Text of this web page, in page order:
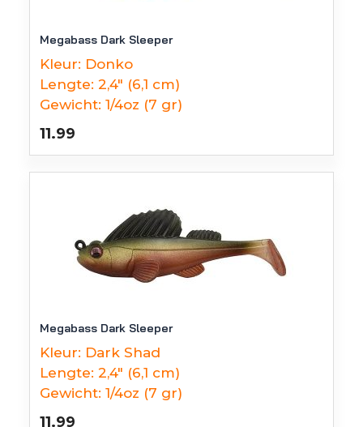
Megabass Dark Sleeper
Kleur: Donko
Lengte: 2,4" (6,1 cm)
Gewicht: 1/4oz (7 gr)
11.99
Megabass Dark Sleeper
Kleur: Dark Shad
Lengte: 2,4" (6,1 cm)
Gewicht: 1/4oz (7 gr)
11.99